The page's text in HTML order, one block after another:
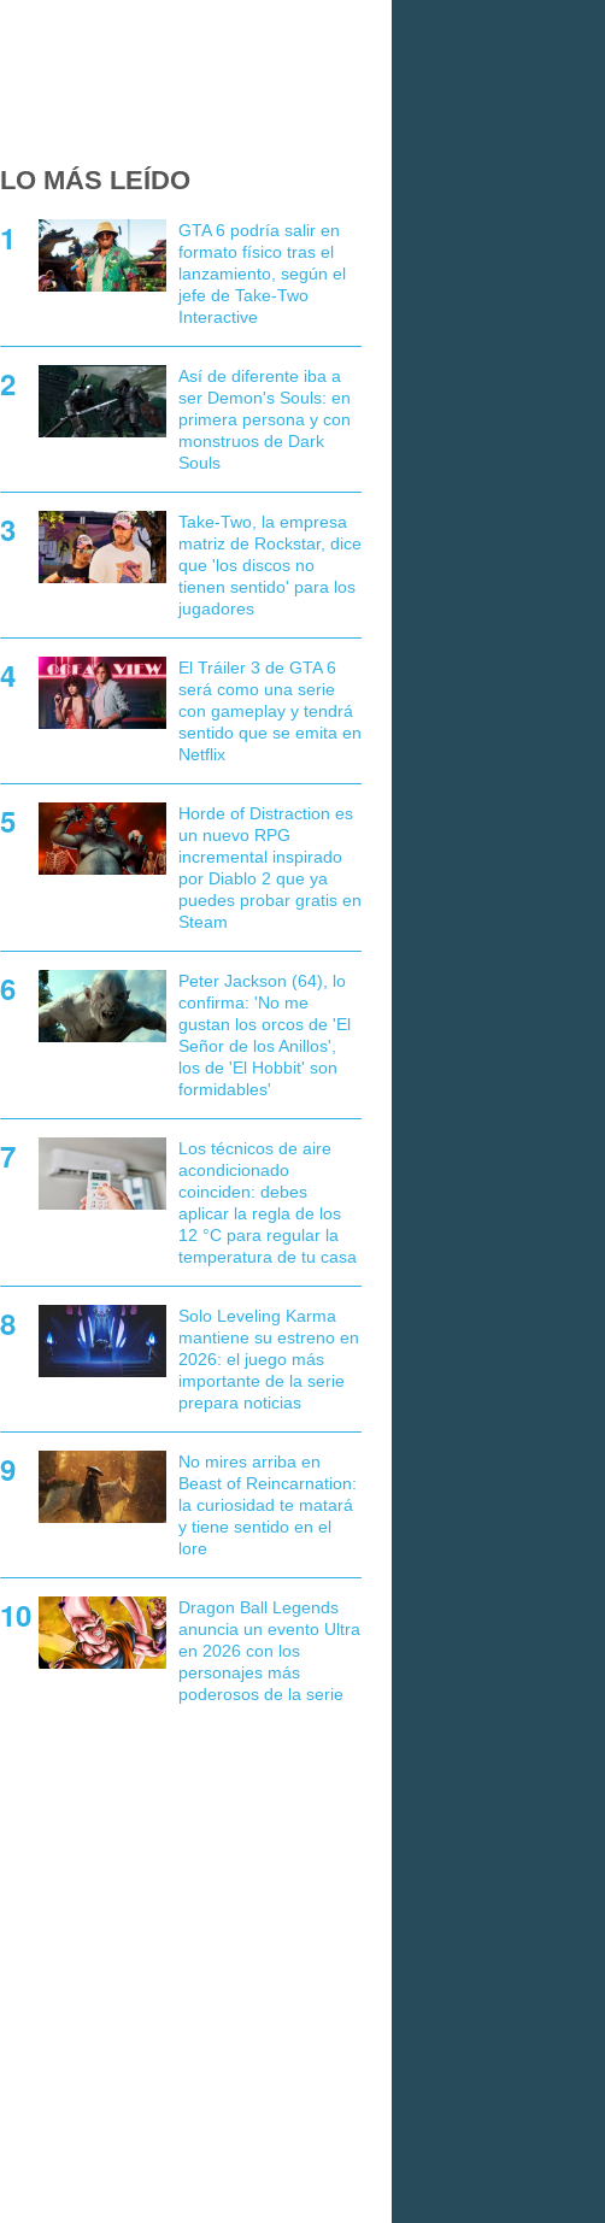
LO MÁS LEÍDO
GTA 6 podría salir en
formato físico tras el
lanzamiento, según el
jefe de Take-Two
Interactive
Así de diferente iba a
ser Demon's Souls: en
primera persona y con
monstruos de Dark
Souls
Take-Two, la empresa
matriz de Rockstar, dice
que 'los discos no
tienen sentido' para los
jugadores
El Tráiler 3 de GTA 6
será como una serie
con gameplay y tendrá
sentido que se emita en
Netflix
Horde of Distraction es
un nuevo RPG
incremental inspirado
por Diablo 2 que ya
puedes probar gratis en
Steam
Peter Jackson (64), lo
confirma: 'No me
gustan los orcos de 'El
Señor de los Anillos',
los de 'El Hobbit' son
formidables'
Los técnicos de aire
acondicionado
coinciden: debes
aplicar la regla de los
12 °C para regular la
temperatura de tu casa
Solo Leveling Karma
mantiene su estreno en
2026: el juego más
importante de la serie
prepara noticias
No mires arriba en
Beast of Reincarnation:
la curiosidad te matará
y tiene sentido en el
lore
Dragon Ball Legends
anuncia un evento Ultra
en 2026 con los
personajes más
poderosos de la serie